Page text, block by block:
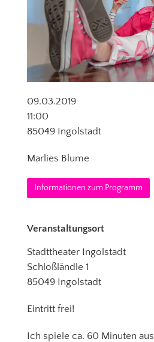
Veranstaltungsort
Stadttheater Ingolstadt
Schloßländle 1
85049 Ingolstadt
Eintritt frei!
Ich spiele ca. 60 Minuten aus
09.03.2019
11:00
85049 Ingolstadt
Marlies Blume
Informationen zum Programm